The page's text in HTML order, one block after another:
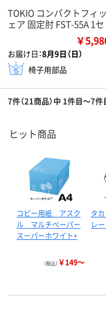
TOKIO コンパクトフィ
ェア 固定肘 FST-55A 1
￥
お届け日：8月9日（日）
椅子用部品
7件（21商品）中 1件目～7件
ヒット商品
コピー用紙 アスク
ル マルチペーパー
スーパーホワイト+
（税込） ￥149～
タ
レ